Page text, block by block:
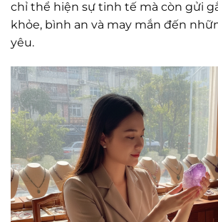
chỉ thể hiện sự tinh tế mà còn gửi
khỏe, bình an và may mắn đến
yêu.